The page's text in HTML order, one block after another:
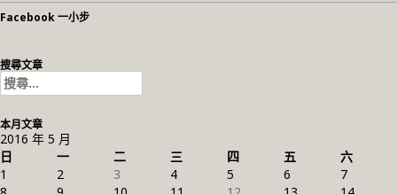
Facebook 一小步
搜尋文章
搜
尋
關
鍵
字:
本月文章
2016 年 5 月
日
一 二 三 四 五
六
1
2 3 4 5 6
7